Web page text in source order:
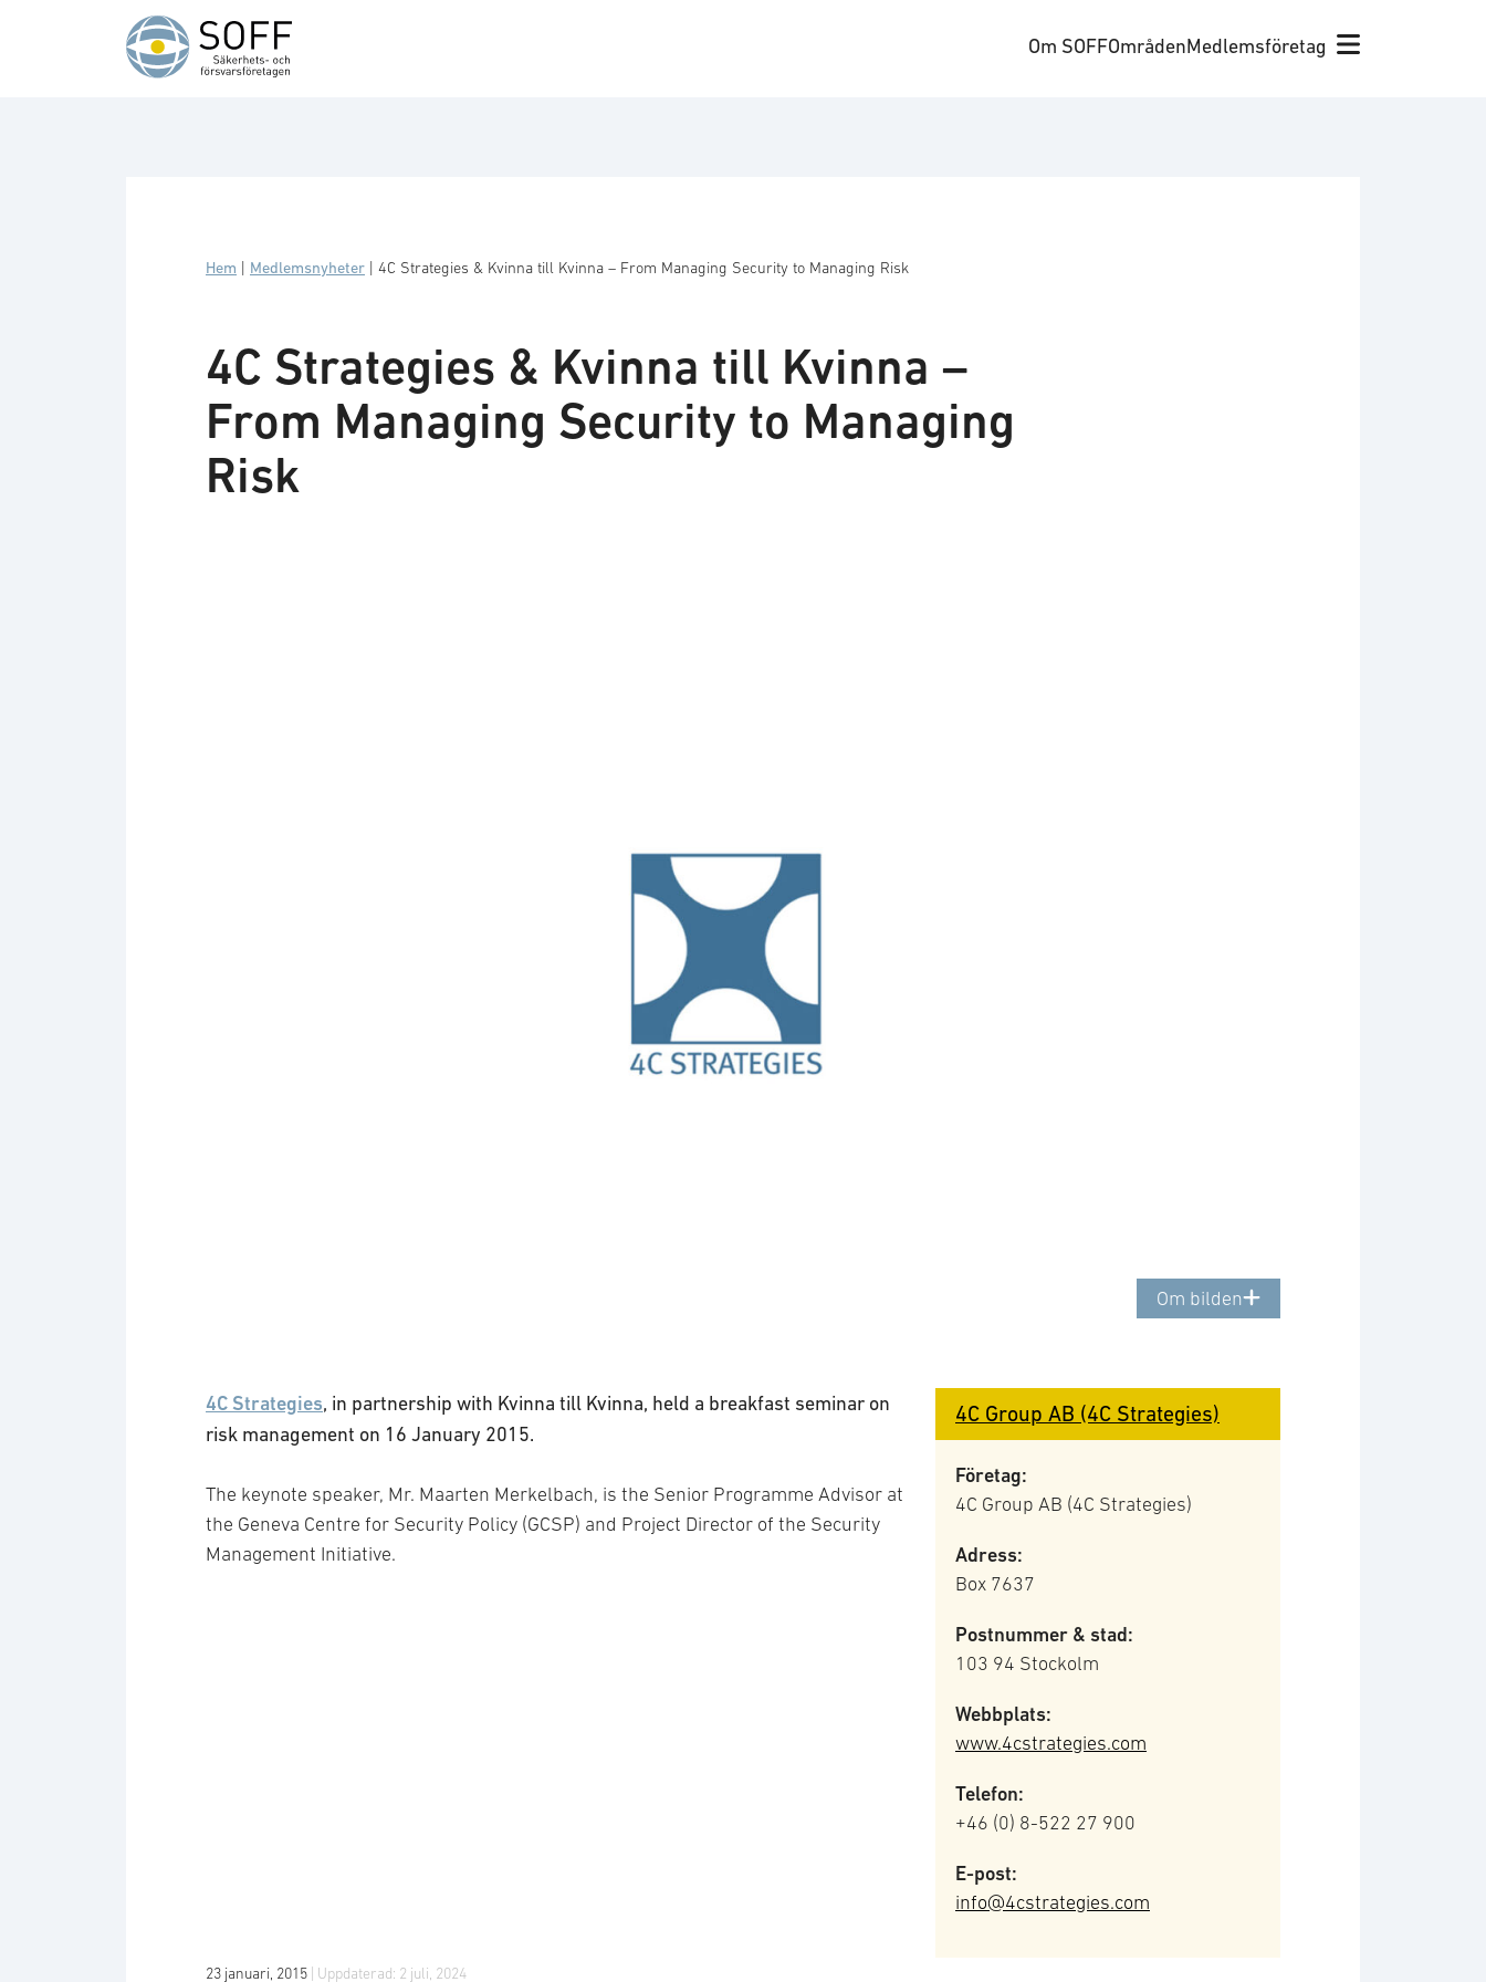
Hoppa till innehåll
Om SOFFOmrådenMedlemsföretag
Hem Medlemsnyheter 4C Strategies & Kvinna till Kvinna – From Managing Security to Managing Risk
4C Strategies & Kvinna till Kvinna –
From Managing Security to Managing
Risk
Om bilden
4C Strategies, in partnership with Kvinna till Kvinna, held a breakfast seminar on
risk management on 16 January 2015.
The keynote speaker, Mr. Maarten Merkelbach, is the Senior Programme Advisor at
the Geneva Centre for Security Policy (GCSP) and Project Director of the Security
Management Initiative.
4C Group AB (4C Strategies)
Företag:
4C Group AB (4C Strategies)
Adress:
Box 7637
Postnummer & stad:
103 94 Stockolm
Webbplats:
www.4cstrategies.com
Telefon:
+46 (0) 8-522 27 900
E-post:
info@4cstrategies.com
23 januari, 2015 | Uppdaterad: 2 juli, 2024